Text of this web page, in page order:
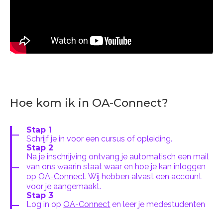
Hoe kom ik in OA-Connect?
Stap 1
Schrijf je in voor een cursus of opleiding.
Stap 2
Na je inschrijving ontvang je automatisch een mail
van ons waarin staat waar en hoe je kan inloggen
op OA-Connect. Wij hebben alvast een account
voor je aangemaakt.
Stap 3
Log in op OA-Connect en leer je medestudenten